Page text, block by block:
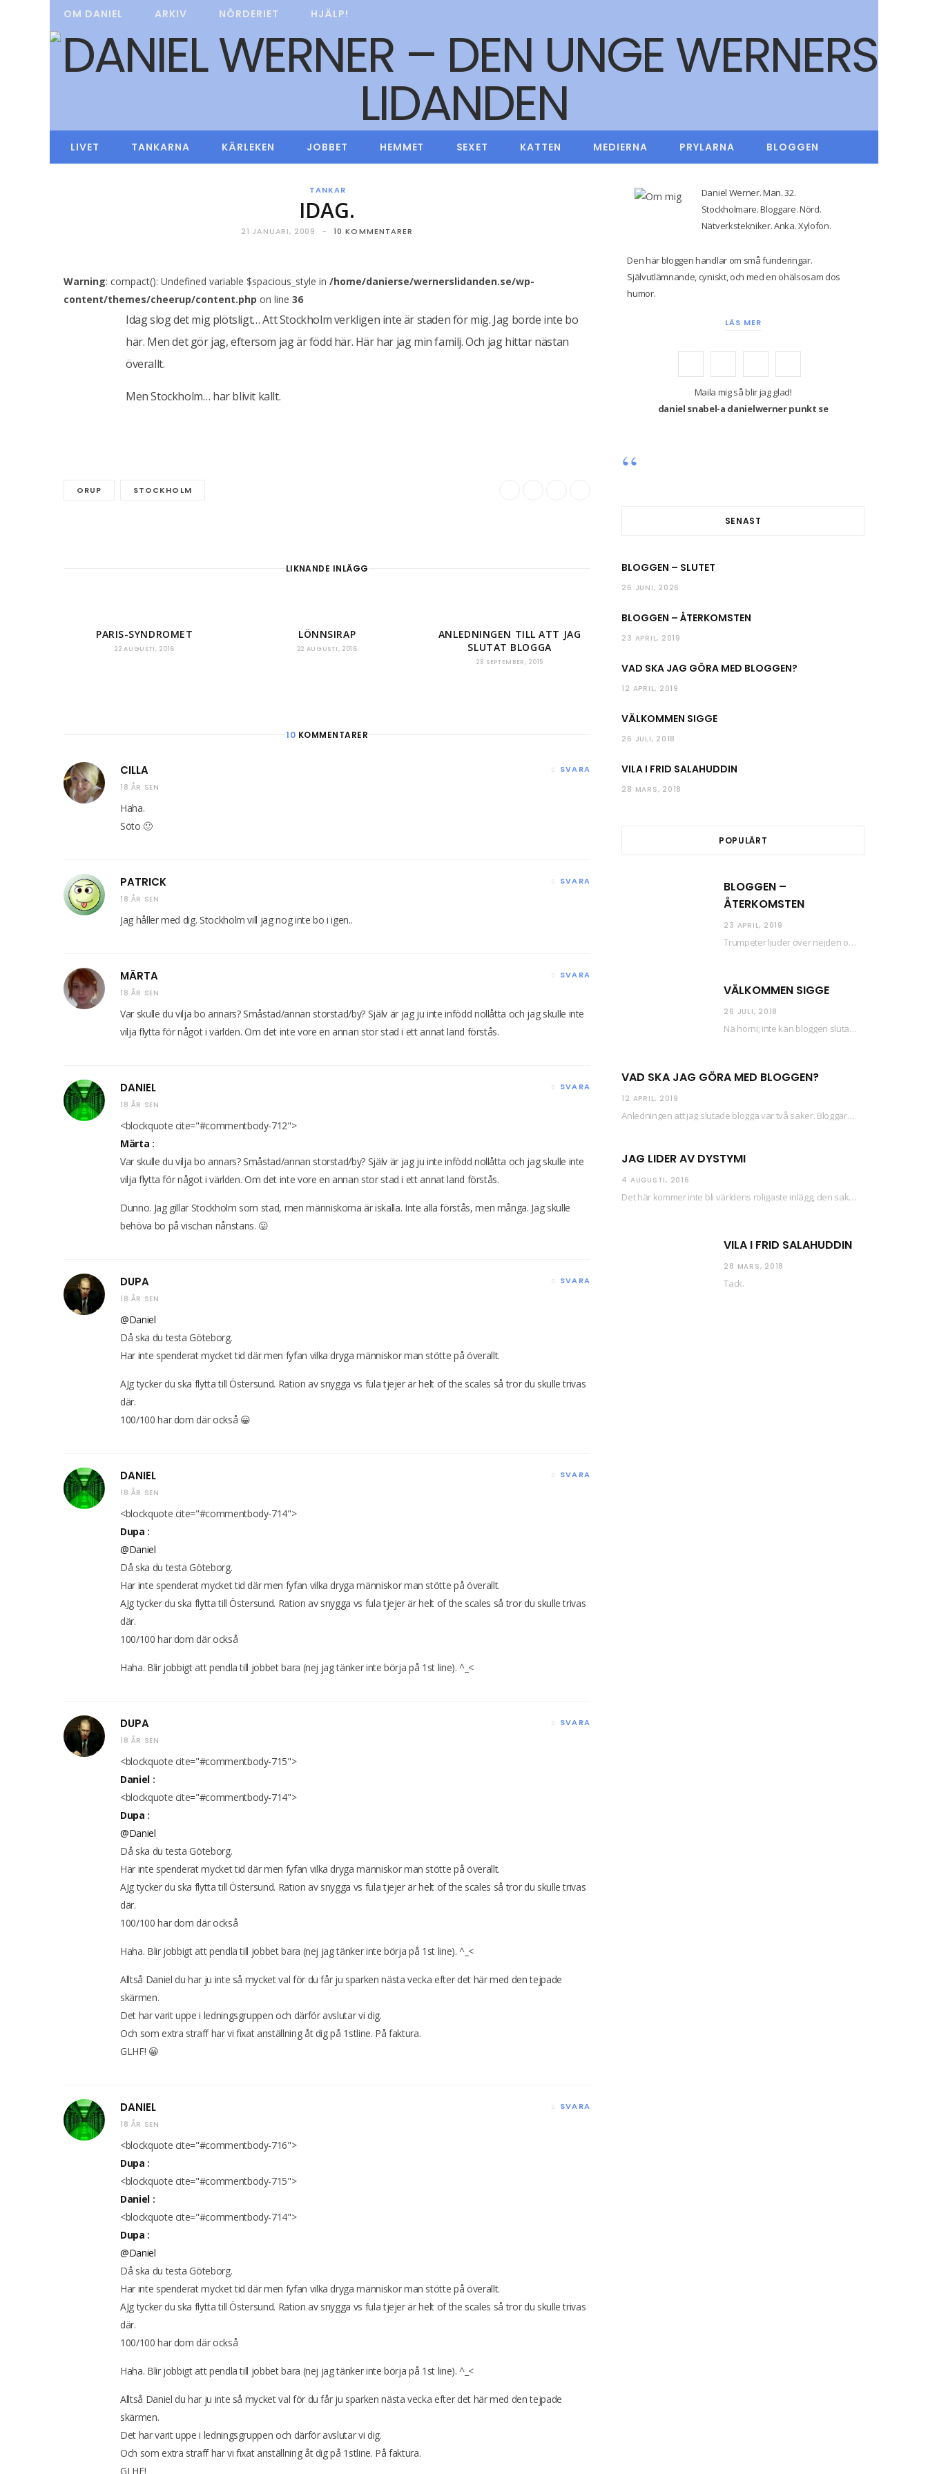
OM DANIEL ARKIV NÖRDERIET HJÄLP!
a
o
w
e g
o
b
LIVET TANKARNA KÄRLEKEN JOBBET HEMMET SEXET KATTEN MEDIERNA PRYLARNA BLOGGEN
TANKAR
IDAG.
21 JANUARI, 2009 10 KOMMENTARER
Warning: compact(): Undefined variable $spacious_style in /home/danierse/wernerslidanden.se/wp-
content/themes/cheerup/content.php on line 36
Idag slog det mig plötsligt… Att Stockholm verkligen inte är staden för mig. Jag borde inte bo
här. Men det gör jag, eftersom jag är född här. Här har jag min familj. Och jag hittar nästan
överallt.
Men Stockholm… har blivit kallt.
ORUP STOCKHOLM
LIKNANDE INLÄGG
PARIS-SYNDROMET
22 AUGUSTI, 2016
LÖNNSIRAP
22 AUGUSTI, 2016
ANLEDNINGEN TILL ATT JAG
SLUTAT BLOGGA
28 SEPTEMBER, 2015
10 KOMMENTARER
CILLA
18 ÅR SEN
SVARA
Haha.
Söto 🙂
PATRICK
18 ÅR SEN
SVARA
Jag håller med dig. Stockholm vill jag nog inte bo i igen..
MÄRTA
18 ÅR SEN
SVARA
Var skulle du vilja bo annars? Småstad/annan storstad/by? Själv är jag ju inte infödd nollåtta och jag skulle inte
vilja flytta för något i världen. Om det inte vore en annan stor stad i ett annat land förstås.
DANIEL
18 ÅR SEN
SVARA
<blockquote cite="#commentbody-712">
Märta :
Var skulle du vilja bo annars? Småstad/annan storstad/by? Själv är jag ju inte infödd nollåtta och jag skulle inte
vilja flytta för något i världen. Om det inte vore en annan stor stad i ett annat land förstås.
Dunno. Jag gillar Stockholm som stad, men människorna är iskalla. Inte alla förstås, men många. Jag skulle
behöva bo på vischan nånstans. 😛
DUPA
18 ÅR SEN
SVARA
@Daniel
Då ska du testa Göteborg.
Har inte spenderat mycket tid där men fyfan vilka dryga människor man stötte på överallt.
AJg tycker du ska flytta till Östersund. Ration av snygga vs fula tjejer är helt of the scales så tror du skulle trivas
där.
100/100 har dom där också 😀
DANIEL
18 ÅR SEN
SVARA
<blockquote cite="#commentbody-714">
Dupa :
@Daniel
Då ska du testa Göteborg.
Har inte spenderat mycket tid där men fyfan vilka dryga människor man stötte på överallt.
AJg tycker du ska flytta till Östersund. Ration av snygga vs fula tjejer är helt of the scales så tror du skulle trivas
där.
100/100 har dom där också
Haha. Blir jobbigt att pendla till jobbet bara (nej jag tänker inte börja på 1st line). ^_<
DUPA
18 ÅR SEN
SVARA
<blockquote cite="#commentbody-715">
Daniel:
<blockquote cite="#commentbody-714">
Dupa :
@Daniel
Då ska du testa Göteborg.
Har inte spenderat mycket tid där men fyfan vilka dryga människor man stötte på överallt.
AJg tycker du ska flytta till Östersund. Ration av snygga vs fula tjejer är helt of the scales så tror du skulle trivas
där.
100/100 har dom där också
Haha. Blir jobbigt att pendla till jobbet bara (nej jag tänker inte börja på 1st line). ^_<
Alltså Daniel du har ju inte så mycket val för du får ju sparken nästa vecka efter det här med den tejpade
skärmen.
Det har varit uppe i ledningsgruppen och därför avslutar vi dig.
Och som extra straff har vi fixat anställning åt dig på 1stline. På faktura.
GLHF! 😀
DANIEL
18 ÅR SEN
SVARA
<blockquote cite="#commentbody-716">
Dupa :
<blockquote cite="#commentbody-715">
Daniel:
<blockquote cite="#commentbody-714">
Dupa :
@Daniel
Då ska du testa Göteborg.
Har inte spenderat mycket tid där men fyfan vilka dryga människor man stötte på överallt.
AJg tycker du ska flytta till Östersund. Ration av snygga vs fula tjejer är helt of the scales så tror du skulle trivas
där.
100/100 har dom där också
Haha. Blir jobbigt att pendla till jobbet bara (nej jag tänker inte börja på 1st line). ^_<
Alltså Daniel du har ju inte så mycket val för du får ju sparken nästa vecka efter det här med den tejpade
skärmen.
Det har varit uppe i ledningsgruppen och därför avslutar vi dig.
Och som extra straff har vi fixat anställning åt dig på 1stline. På faktura.
GLHF!
Daniel Werner. Man. 32.
Stockholmare. Bloggare. Nörd.
Nätverkstekniker. Anka. Xylofon.
Den här bloggen handlar om små funderingar.
Självutlämnande, cyniskt, och med en ohälsosam dos
humor.
LÄS MER
a
c
w
i
r
n
s
r
o
u
Maila mig så blir jag glad!
daniel snabel-a danielwerner punkt se
SENAST
BLOGGEN – SLUTET
26 JUNI, 2026
BLOGGEN – ÅTERKOMSTEN
23 APRIL, 2019
VAD SKA JAG GÖRA MED BLOGGEN?
12 APRIL, 2019
VÄLKOMMEN SIGGE
26 JULI, 2018
VILA I FRID SALAHUDDIN
28 MARS, 2018
POPULÄRT
BLOGGEN –
ÅTERKOMSTEN
23 APRIL, 2019
Trumpeter ljuder över nejden och konfetti regnar längsmed husfasaderna – FREDEN ÄR HÄR! Eller ahem.…
VÄLKOMMEN SIGGE
26 JULI, 2018
Nä hörni; inte kan bloggen sluta (eftersom jag så sällan uppdaterar skiten) i sånt supermoll.…
VAD SKA JAG GÖRA MED BLOGGEN?
12 APRIL, 2019
Anledningen att jag slutade blogga var två saker. Bloggaren Daniel skrev ut checkar som personen…
JAG LIDER AV DYSTYMI
4 AUGUSTI, 2016
Det här kommer inte bli världens roligaste inlägg, den saken kan ni räkna med. Det…
VILA I FRID SALAHUDDIN
28 MARS, 2018
Tack.